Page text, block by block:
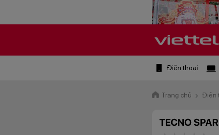
Điện thoại
Trang chủ Điện
TECNO